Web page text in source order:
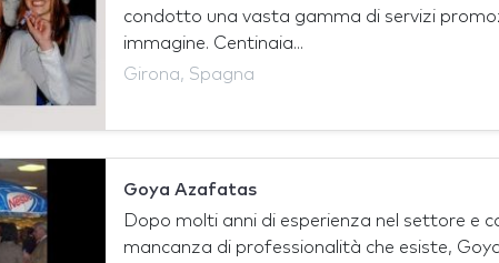
condotto una vasta gamma di servizi
immagine. Centinaia...
Girona, Spagna
Goya Azafatas
Dopo molti anni di esperienza nel settore e
mancanza di professionalità che esiste,